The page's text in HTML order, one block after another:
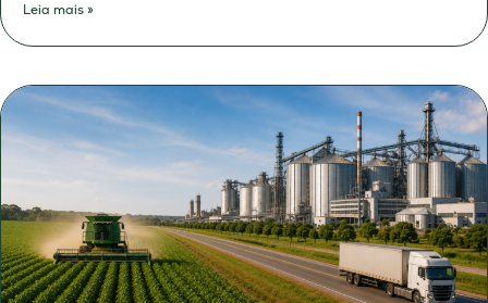
Leia mais »